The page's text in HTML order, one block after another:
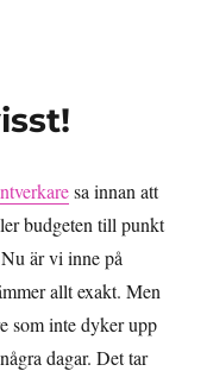
sa innan att
budgeten till punkt
är vi inne på
allt exakt. Men
som inte dyker upp
dagar. Det tar